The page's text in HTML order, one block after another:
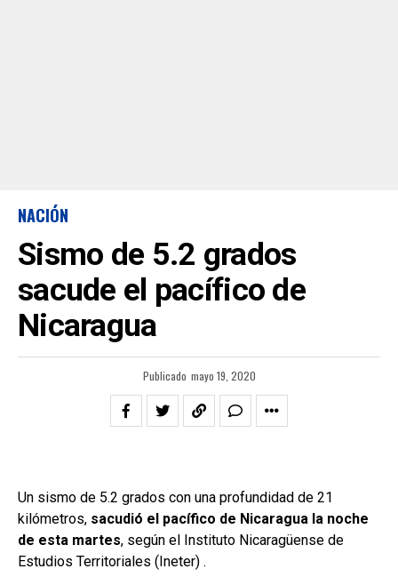
NACIÓN
Sismo de 5.2 grados
sacude el pacífico de
Nicaragua
Publicado mayo 19, 2020
Un sismo de 5.2 grados con una profundidad de 21
kilómetros, sacudió el pacífico de Nicaragua la noche
de esta martes, según el Instituto Nicaragüense de
Estudios Territoriales (Ineter) .